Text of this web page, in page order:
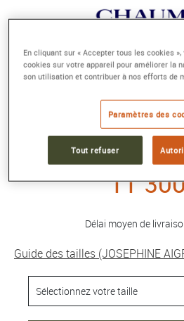
BAGUE JOSÉPHINE
Or rose,
Référence :
Collection :
11
Délai moyen de
Guide des tailles (JOSEPHINE
En cliquant sur « Accepter tous les cookies
cookies sur votre appareil pour améliorer la
son utilisation et contribuer à nos efforts de
Paramètres des
Tout refuser